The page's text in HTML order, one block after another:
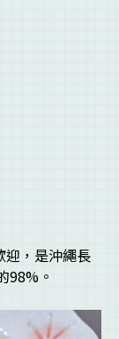
，是沖繩長
98%。